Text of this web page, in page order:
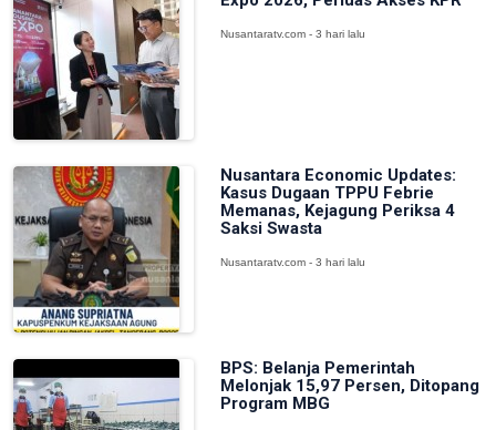
Nusantaratv.com - 3 hari lalu
Nusantara Economic Updates:
Kasus Dugaan TPPU Febrie
Memanas, Kejagung Periksa 4
Saksi Swasta
Nusantaratv.com - 3 hari lalu
BPS: Belanja Pemerintah
Melonjak 15,97 Persen, Ditopang
Program MBG